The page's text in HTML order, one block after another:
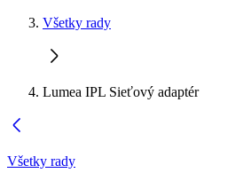
Všetky rady
Lumea IPL Sieťový adaptér
Všetky rady